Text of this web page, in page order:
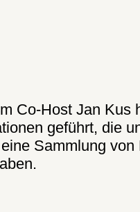
Co-Host Jan Kus
geführt, die
Sammlung von